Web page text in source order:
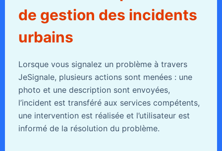
de gestion des incidents
urbains
Lorsque vous signalez un problème à travers
JeSignale, plusieurs actions sont menées : une
photo et une description sont envoyées,
l’incident est transféré aux services compétents,
une intervention est réalisée et l’utilisateur est
informé de la résolution du problème.